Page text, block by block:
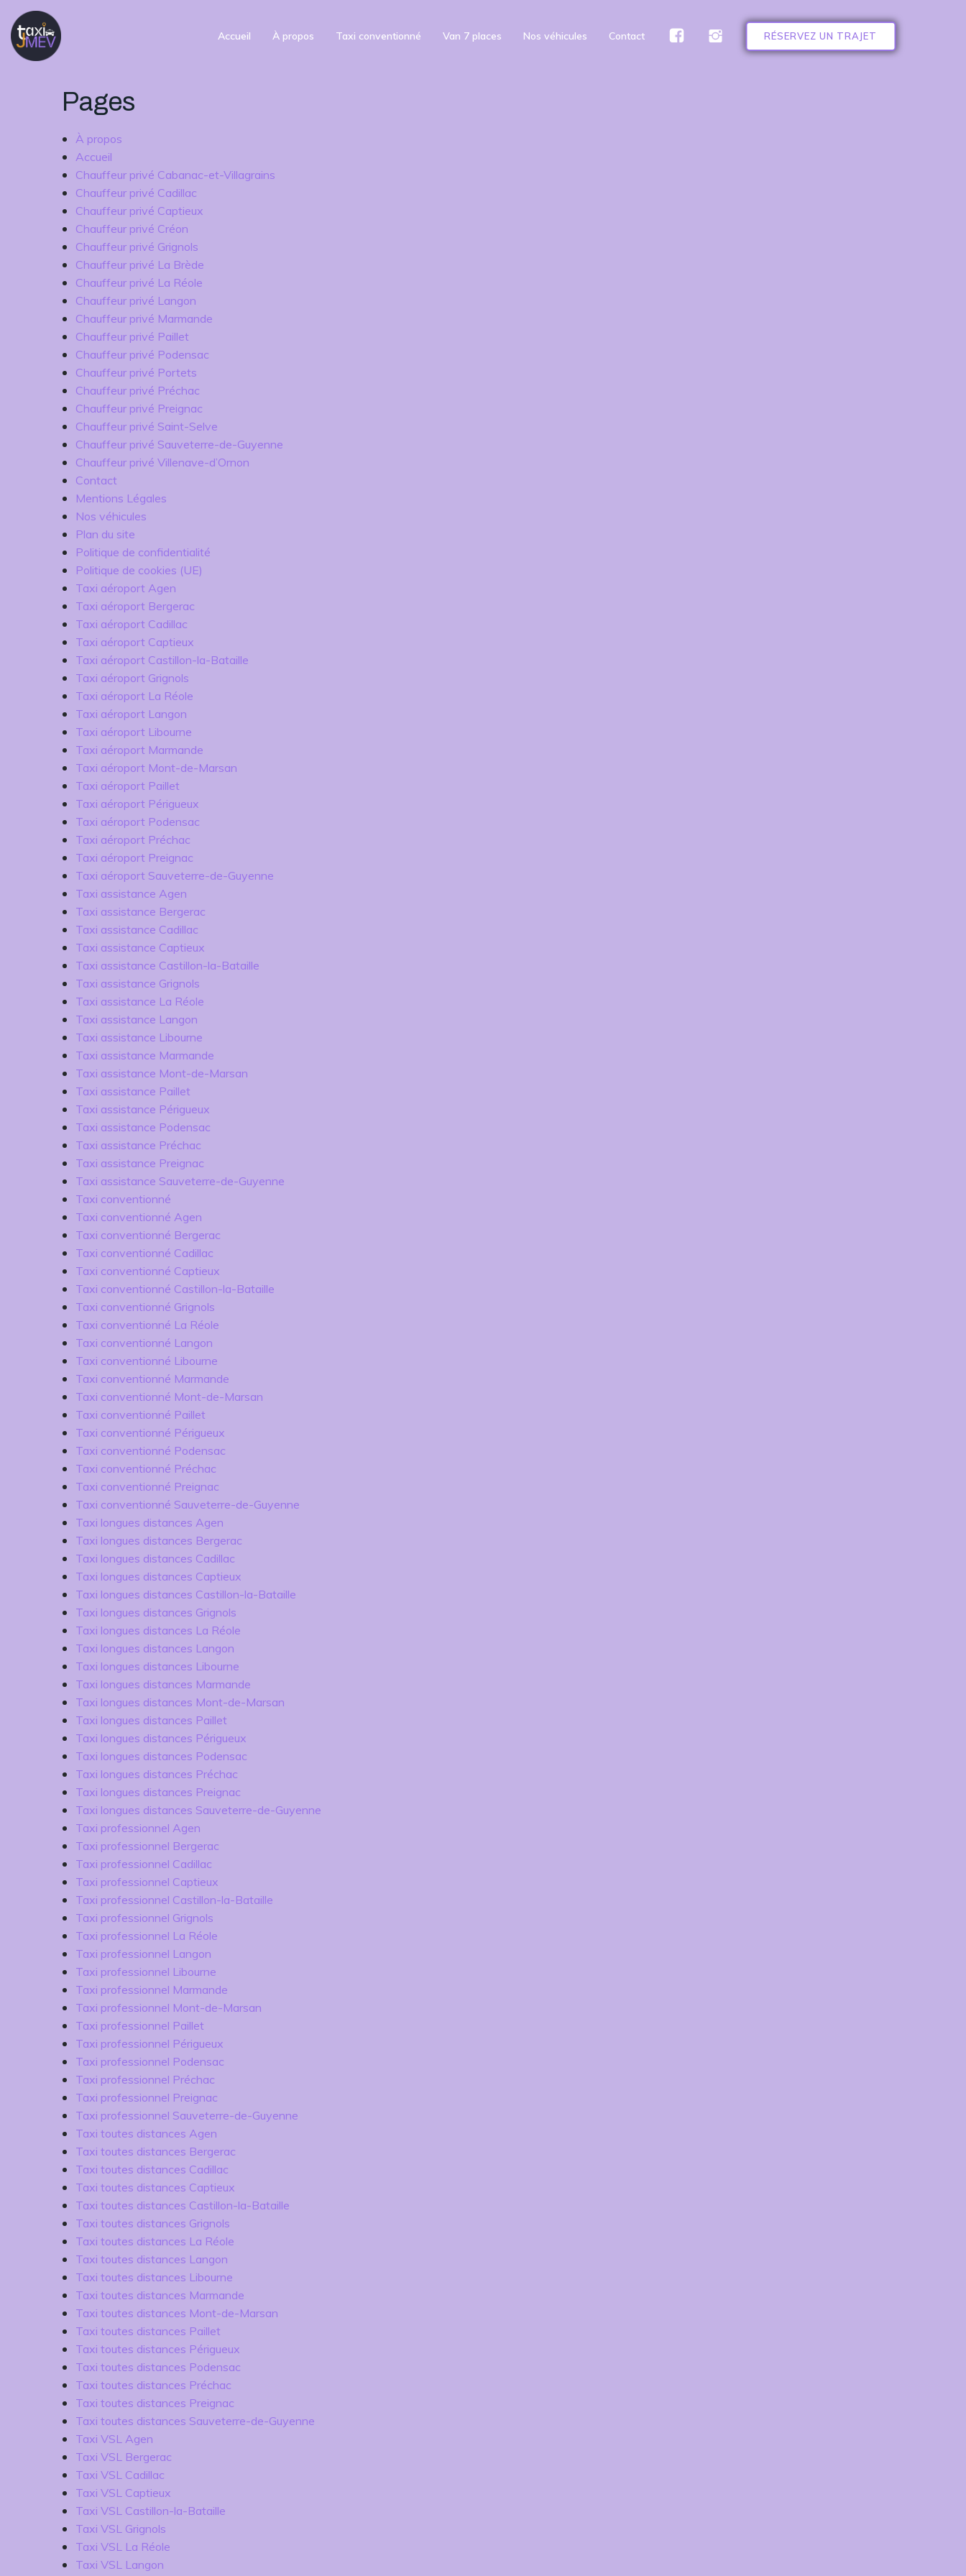
contenu
Accueil À propos Taxi conventionné Van 7 places Nos véhicules Contact RÉSERVEZ UN TRAJET
Pages
À propos
Accueil
Chauffeur privé Cabanac-et-Villagrains
Chauffeur privé Cadillac
Chauffeur privé Captieux
Chauffeur privé Créon
Chauffeur privé Grignols
Chauffeur privé La Brède
Chauffeur privé La Réole
Chauffeur privé Langon
Chauffeur privé Marmande
Chauffeur privé Paillet
Chauffeur privé Podensac
Chauffeur privé Portets
Chauffeur privé Préchac
Chauffeur privé Preignac
Chauffeur privé Saint-Selve
Chauffeur privé Sauveterre-de-Guyenne
Chauffeur privé Villenave-d’Ornon
Contact
Mentions Légales
Nos véhicules
Plan du site
Politique de confidentialité
Politique de cookies (UE)
Taxi aéroport Agen
Taxi aéroport Bergerac
Taxi aéroport Cadillac
Taxi aéroport Captieux
Taxi aéroport Castillon-la-Bataille
Taxi aéroport Grignols
Taxi aéroport La Réole
Taxi aéroport Langon
Taxi aéroport Libourne
Taxi aéroport Marmande
Taxi aéroport Mont-de-Marsan
Taxi aéroport Paillet
Taxi aéroport Périgueux
Taxi aéroport Podensac
Taxi aéroport Préchac
Taxi aéroport Preignac
Taxi aéroport Sauveterre-de-Guyenne
Taxi assistance Agen
Taxi assistance Bergerac
Taxi assistance Cadillac
Taxi assistance Captieux
Taxi assistance Castillon-la-Bataille
Taxi assistance Grignols
Taxi assistance La Réole
Taxi assistance Langon
Taxi assistance Libourne
Taxi assistance Marmande
Taxi assistance Mont-de-Marsan
Taxi assistance Paillet
Taxi assistance Périgueux
Taxi assistance Podensac
Taxi assistance Préchac
Taxi assistance Preignac
Taxi assistance Sauveterre-de-Guyenne
Taxi conventionné
Taxi conventionné Agen
Taxi conventionné Bergerac
Taxi conventionné Cadillac
Taxi conventionné Captieux
Taxi conventionné Castillon-la-Bataille
Taxi conventionné Grignols
Taxi conventionné La Réole
Taxi conventionné Langon
Taxi conventionné Libourne
Taxi conventionné Marmande
Taxi conventionné Mont-de-Marsan
Taxi conventionné Paillet
Taxi conventionné Périgueux
Taxi conventionné Podensac
Taxi conventionné Préchac
Taxi conventionné Preignac
Taxi conventionné Sauveterre-de-Guyenne
Taxi longues distances Agen
Taxi longues distances Bergerac
Taxi longues distances Cadillac
Taxi longues distances Captieux
Taxi longues distances Castillon-la-Bataille
Taxi longues distances Grignols
Taxi longues distances La Réole
Taxi longues distances Langon
Taxi longues distances Libourne
Taxi longues distances Marmande
Taxi longues distances Mont-de-Marsan
Taxi longues distances Paillet
Taxi longues distances Périgueux
Taxi longues distances Podensac
Taxi longues distances Préchac
Taxi longues distances Preignac
Taxi longues distances Sauveterre-de-Guyenne
Taxi professionnel Agen
Taxi professionnel Bergerac
Taxi professionnel Cadillac
Taxi professionnel Captieux
Taxi professionnel Castillon-la-Bataille
Taxi professionnel Grignols
Taxi professionnel La Réole
Taxi professionnel Langon
Taxi professionnel Libourne
Taxi professionnel Marmande
Taxi professionnel Mont-de-Marsan
Taxi professionnel Paillet
Taxi professionnel Périgueux
Taxi professionnel Podensac
Taxi professionnel Préchac
Taxi professionnel Preignac
Taxi professionnel Sauveterre-de-Guyenne
Taxi toutes distances Agen
Taxi toutes distances Bergerac
Taxi toutes distances Cadillac
Taxi toutes distances Captieux
Taxi toutes distances Castillon-la-Bataille
Taxi toutes distances Grignols
Taxi toutes distances La Réole
Taxi toutes distances Langon
Taxi toutes distances Libourne
Taxi toutes distances Marmande
Taxi toutes distances Mont-de-Marsan
Taxi toutes distances Paillet
Taxi toutes distances Périgueux
Taxi toutes distances Podensac
Taxi toutes distances Préchac
Taxi toutes distances Preignac
Taxi toutes distances Sauveterre-de-Guyenne
Taxi VSL Agen
Taxi VSL Bergerac
Taxi VSL Cadillac
Taxi VSL Captieux
Taxi VSL Castillon-la-Bataille
Taxi VSL Grignols
Taxi VSL La Réole
Taxi VSL Langon